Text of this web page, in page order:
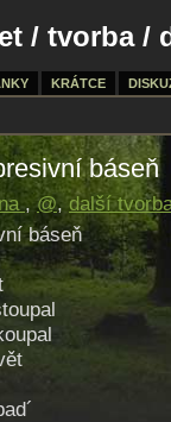
/ tvorba/
KRÁTCE
báseň
,@,další
báseň